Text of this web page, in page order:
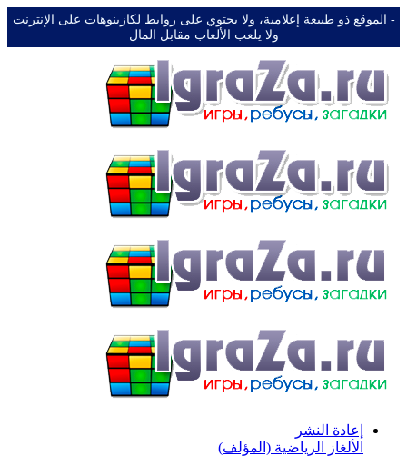
-️ الموقع ذو طبيعة إعلامية، ولا يحتوي على روابط لكازينوهات على الإنترنت
ولا يلعب الألعاب مقابل المال
إعادة النشر
الألغاز الرياضية (المؤلف)